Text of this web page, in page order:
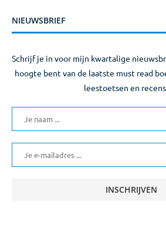
NIEUWSBRIEF
Schrijf je in voor mijn kwartalige
hoogte bent van de laatste must read
leestoetsen en